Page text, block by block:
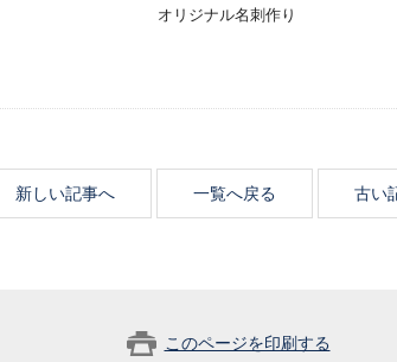
オリジナル名刺作り
新しい記事へ 一覧へ戻る 古い
このページを印刷する